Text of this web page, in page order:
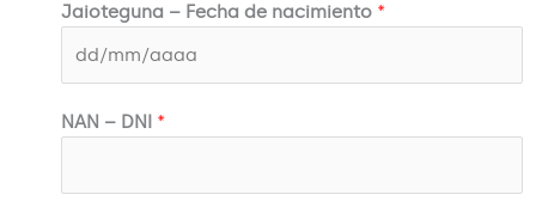
Jaioteguna – Fecha de nacimiento *
NAN – DNI *